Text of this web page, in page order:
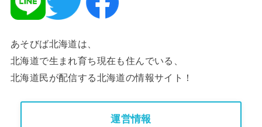
あそびば北海道は、
北海道で生まれ育ち現在も住んでいる、
北海道民が配信する北海道の情報サイト！
運営情報